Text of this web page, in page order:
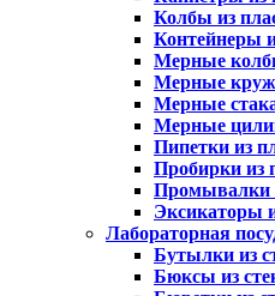
Колбы из
Контейнеры
Мерные
Мерные
Мерные
Мерные
Пипетки из
Пробирки из
Промывалки
Эксикаторы
Лабораторная
Бутылки из
Бюксы из